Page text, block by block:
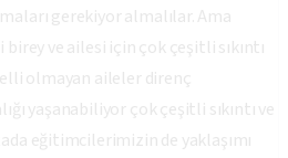
gerekiyor almalılar. Ama
ve ailesi için çok çeşitli sıkıntı
olmayan aileler direnç
yaşanabiliyor çok çeşitli sıkıntı ve
eğitimcilerimizin de yaklaşımı